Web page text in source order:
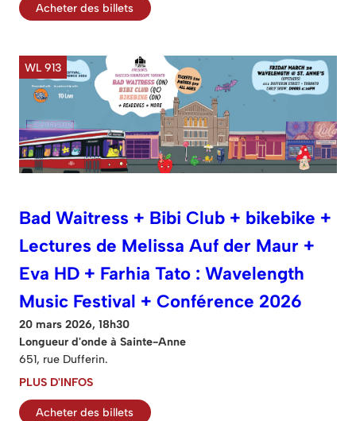
Acheter des billets
WL 913
Bad Waitress + Bibi Club + bikebike +
Lectures de Melissa Auf der Maur +
Eva HD + Farhia Tato : Wavelength
Music Festival + Conférence 2026
20 mars 2026, 18h30
Longueur d'onde à Sainte-Anne
651, rue Dufferin.
PLUS D'INFOS
Acheter des billets